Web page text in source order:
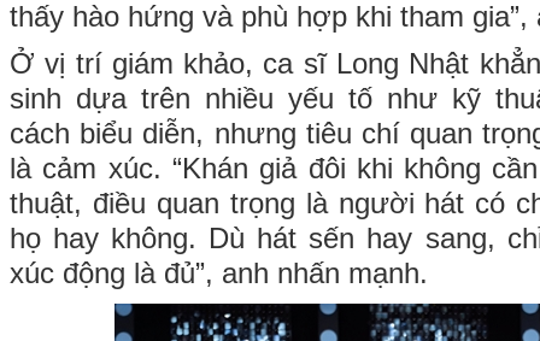
thấy hào hứng và phù hợp khi tham gia”,
Ở vị trí giám khảo, ca sĩ Long Nhật
sinh dựa trên nhiều yếu tố như kỹ
cách biểu diễn, nhưng tiêu chí quan
là cảm xúc. “Khán giả đôi khi không
thuật, điều quan trọng là người hát có
họ hay không. Dù hát sến hay sang,
xúc động là đủ”, anh nhấn mạnh.